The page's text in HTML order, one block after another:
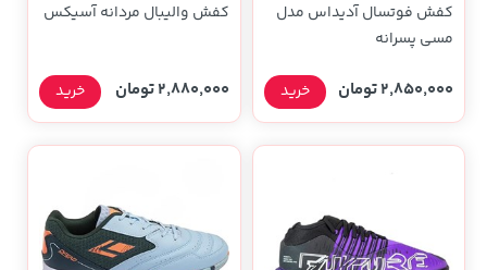
کفش فوتسال آدیداس مدل
مسی پسرانه
2,850,000 تومان خرید
کفش والیبال مردانه آسیکس
2,880,000 تومان خرید